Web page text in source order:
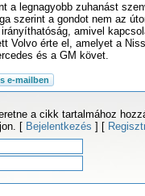
a legnagyobb zuhanást
szerint a gondot nem az
amivel
Volvo érte el, amelyet a
és a GM követ.
e-mailben
a cikk tartalmához
[ Bejelentkezés ] [